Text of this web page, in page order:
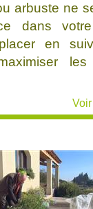
arbuste ne
dans
en